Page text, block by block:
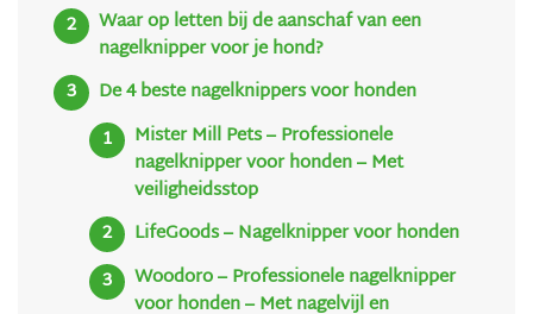
Waar op letten bij de aanschaf van een
nagelknipper voor je hond?
De 4 beste nagelknippers voor honden
Mister Mill Pets – Professionele
nagelknipper voor honden – Met
veiligheidsstop
LifeGoods – Nagelknipper voor honden
Woodoro – Professionele nagelknipper
voor honden – Met nagelvijl en